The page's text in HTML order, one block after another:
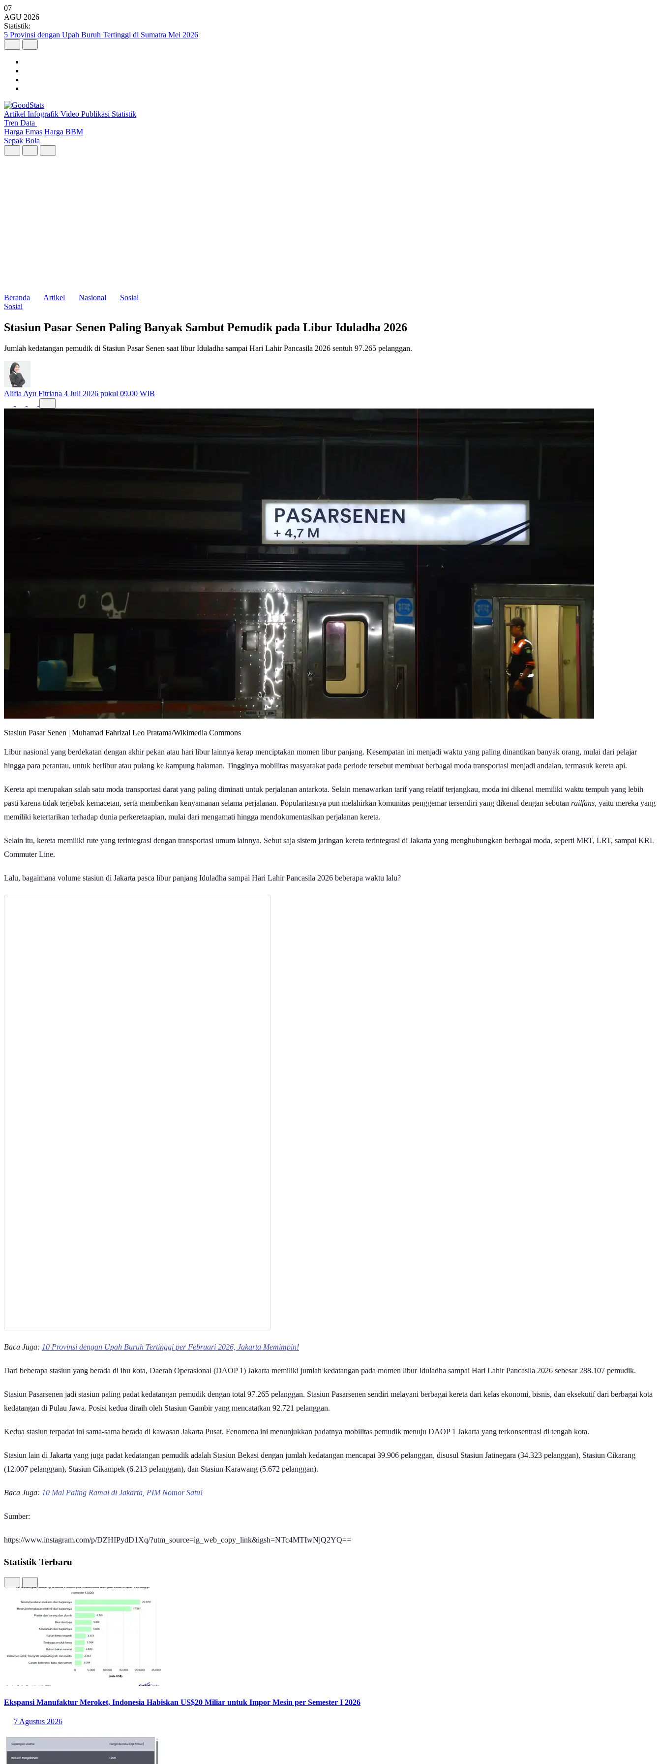
07
AGU 2026
Statistik:
5 Provinsi dengan Upah Buruh Tertinggi di Sumatra Mei 2026
Artikel Infografik Video Publikasi Statistik
Tren Data
Harga Emas Harga BBM
Sepak Bola
Beranda Artikel Nasional
Sosial
Sosial
Stasiun Pasar Senen Paling Banyak Sambut Pemudik pada Libur Iduladha 2026
Jumlah kedatangan pemudik di Stasiun Pasar Senen saat libur Iduladha sampai Hari Lahir Pancasila 2026 sentuh 97.265 pelanggan.
Alifia Ayu Fitriana 4 Juli 2026 pukul 09.00 WIB
Stasiun Pasar Senen | Muhamad Fahrizal Leo Pratama/Wikimedia Commons
Libur nasional yang berdekatan dengan akhir pekan atau hari libur lainnya kerap menciptakan momen libur panjang. Kesempatan ini menjadi waktu yang paling dinantikan banyak orang, mulai dari pelajar
hingga para perantau, untuk berlibur atau pulang ke kampung halaman. Tingginya mobilitas masyarakat pada periode tersebut membuat berbagai moda transportasi menjadi andalan, termasuk kereta api.
Kereta api merupakan salah satu moda transportasi darat yang paling diminati untuk perjalanan antarkota. Selain menawarkan tarif yang relatif terjangkau, moda ini dikenal memiliki waktu tempuh yang lebih
pasti karena tidak terjebak kemacetan, serta memberikan kenyamanan selama perjalanan. Popularitasnya pun melahirkan komunitas penggemar tersendiri yang dikenal dengan sebutan railfans, yaitu mereka yang
memiliki ketertarikan terhadap dunia perkeretaapian, mulai dari mengamati hingga mendokumentasikan perjalanan kereta.
Selain itu, kereta memiliki rute yang terintegrasi dengan transportasi umum lainnya. Sebut saja sistem jaringan kereta terintegrasi di Jakarta yang menghubungkan berbagai moda, seperti MRT, LRT, sampai KRL
Commuter Line.
Lalu, bagaimana volume stasiun di Jakarta pasca libur panjang Iduladha sampai Hari Lahir Pancasila 2026 beberapa waktu lalu?
Baca Juga: 10 Provinsi dengan Upah Buruh Tertinggi per Februari 2026, Jakarta Memimpin!
Dari beberapa stasiun yang berada di ibu kota, Daerah Operasional (DAOP 1) Jakarta memiliki jumlah kedatangan pada momen libur Iduladha sampai Hari Lahir Pancasila 2026 sebesar 288.107 pemudik.
Stasiun Pasarsenen jadi stasiun paling padat kedatangan pemudik dengan total 97.265 pelanggan. Stasiun Pasarsenen sendiri melayani berbagai kereta dari kelas ekonomi, bisnis, dan eksekutif dari berbagai kota
kedatangan di Pulau Jawa. Posisi kedua diraih oleh Stasiun Gambir yang mencatatkan 92.721 pelanggan.
Kedua stasiun terpadat ini sama-sama berada di kawasan Jakarta Pusat. Fenomena ini menunjukkan padatnya mobilitas pemudik menuju DAOP 1 Jakarta yang terkonsentrasi di tengah kota.
Stasiun lain di Jakarta yang juga padat kedatangan pemudik adalah Stasiun Bekasi dengan jumlah kedatangan mencapai 39.906 pelanggan, disusul Stasiun Jatinegara (34.323 pelanggan), Stasiun Cikarang
(12.007 pelanggan), Stasiun Cikampek (6.213 pelanggan), dan Stasiun Karawang (5.672 pelanggan).
Baca Juga: 10 Mal Paling Ramai di Jakarta, PIM Nomor Satu!
Sumber:
https://www.instagram.com/p/DZHIPydD1Xq/?utm_source=ig_web_copy_link&igsh=NTc4MTIwNjQ2YQ==
Statistik Terbaru
Ekspansi Manufaktur Meroket, Indonesia Habiskan US$20 Miliar untuk Impor Mesin per Semester I 2026
7 Agustus 2026